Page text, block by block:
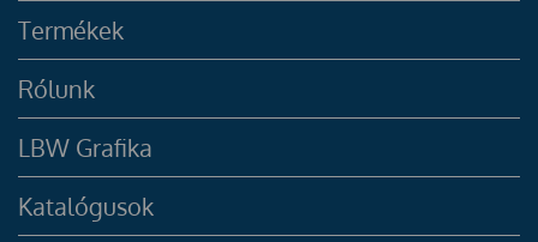
Termékek
Rólunk
LBW Grafika
Katalógusok